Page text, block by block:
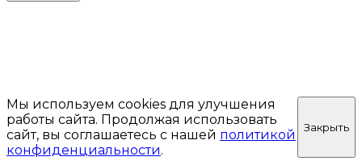
Мы используем cookies для улучшения
работы сайта. Продолжая использовать
сайт, вы соглашаетесь с нашей политикой
конфиденциальности.
Закрыть